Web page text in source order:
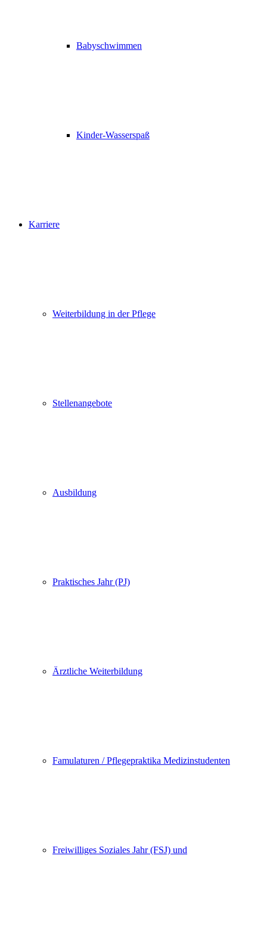
Babyschwimmen
Kinder-Wasserspaß
Karriere
Weiterbildung in der Pflege
Stellenangebote
Ausbildung
Praktisches Jahr (PJ)
Ärztliche Weiterbildung
Famulaturen / Pflegepraktika Medizinstudenten
Freiwilliges Soziales Jahr (FSJ) und